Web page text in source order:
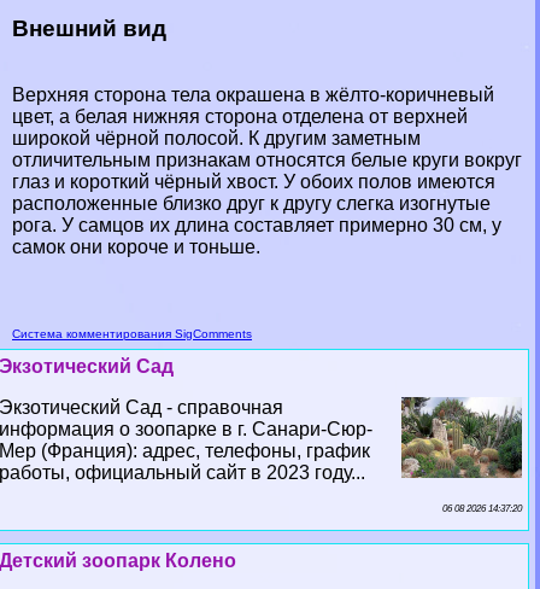
Внешний вид
Верхняя сторона тела окрашена в жёлто-коричневый
цвет, а белая нижняя сторона отделена от верхней
широкой чёрной полосой. К другим заметным
отличительным признакам относятся белые круги вокруг
глаз и короткий чёрный хвост. У обоих полов имеются
расположенные близко друг к другу слегка изогнутые
рога. У самцов их длина составляет примерно 30 см, у
самок они короче и тоньше.
Система комментирования SigComments
Экзотический Сад
Экзотический Сад - справочная
информация о зоопарке в г. Санари-Сюр-
Мер (Франция): адрес, телефоны, график
работы, официальный сайт в 2023 году...
06 08 2026 14:37:20
Детский зоопарк Колено